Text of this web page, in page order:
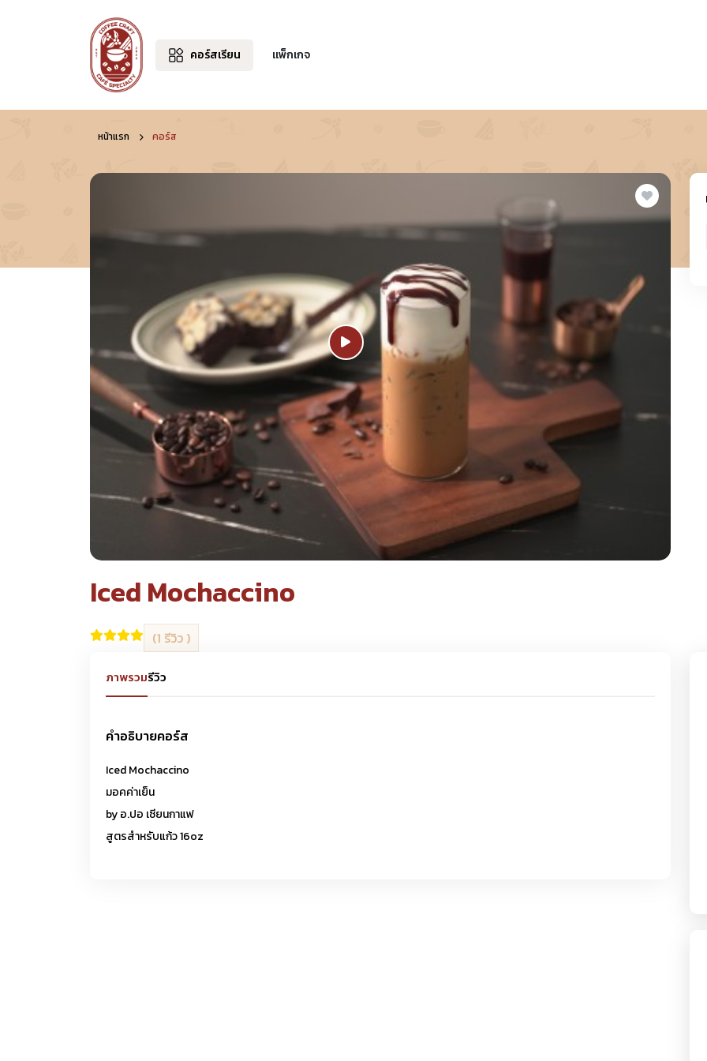
คอร์สเรียน แพ็กเกจ
หน้าแรก คอร์ส
Iced Mochaccino
(1 รีวิว )
ภาพรวมรีวิว
คำอธิบายคอร์ส
Iced Mochaccino
มอคค่าเย็น
by อ.ปอ เซียนกาแฟ
สูตรสำหรับแก้ว 16oz